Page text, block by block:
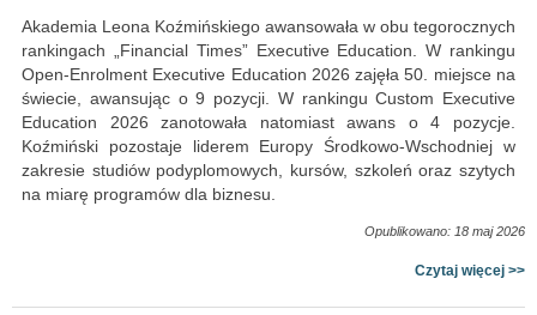
Akademia Leona Koźmińskiego awansowała w obu tegorocznych
rankingach „Financial Times” Executive Education. W rankingu
Open-Enrolment Executive Education 2026 zajęła 50. miejsce na
świecie, awansując o 9 pozycji. W rankingu Custom Executive
Education 2026 zanotowała natomiast awans o 4 pozycje.
Koźmiński pozostaje liderem Europy Środkowo-Wschodniej w
zakresie studiów podyplomowych, kursów, szkoleń oraz szytych
na miarę programów dla biznesu.
Opublikowano: 18 maj 2026
Czytaj więcej >>